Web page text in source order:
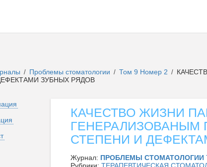
/ Проблемы стоматологии / Том 9 Номер 2 /
ЗУБНЫХ РЯДОВ
КАЧЕСТВО ЖИЗНИ
ГЕНЕРАЛИЗОВАНЫМ
СТЕПЕНИ И
Журнал: ПРОБЛЕМЫ СТОМАТОЛОГИИ